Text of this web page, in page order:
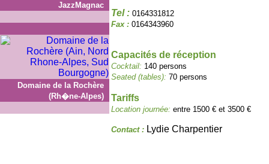
JazzMagnac
Domaine de la Rochère
(Rh�ne-Alpes)
Tel : 0164331812
Fax : 0164343960
Capacités de réception
Cocktail: 140 persons
Seated (tables): 70 persons
Tariffs
Location journée: entre 1500 € et 3500 €
Contact : Lydie Charpentier